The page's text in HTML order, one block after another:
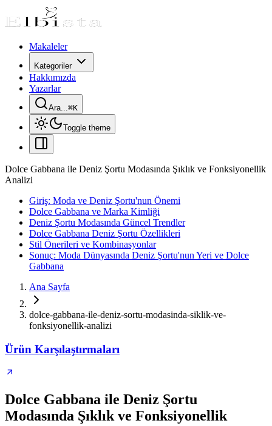
Makaleler
Kategoriler
Hakkımızda
Yazarlar
Ara...⌘K
Toggle theme
Dolce Gabbana ile Deniz Şortu Modasında Şıklık ve Fonksiyonellik
Analizi
Giriş: Moda ve Deniz Şortu'nun Önemi
Dolce Gabbana ve Marka Kimliği
Deniz Şortu Modasında Güncel Trendler
Dolce Gabbana Deniz Şortu Özellikleri
Stil Önerileri ve Kombinasyonlar
Sonuç: Moda Dünyasında Deniz Şortu'nun Yeri ve Dolce
Gabbana
Ana Sayfa
dolce-gabbana-ile-deniz-sortu-modasinda-siklik-ve-
fonksiyonellik-analizi
Ürün Karşılaştırmaları
Dolce Gabbana ile Deniz Şortu
Modasında Şıklık ve Fonksiyonellik